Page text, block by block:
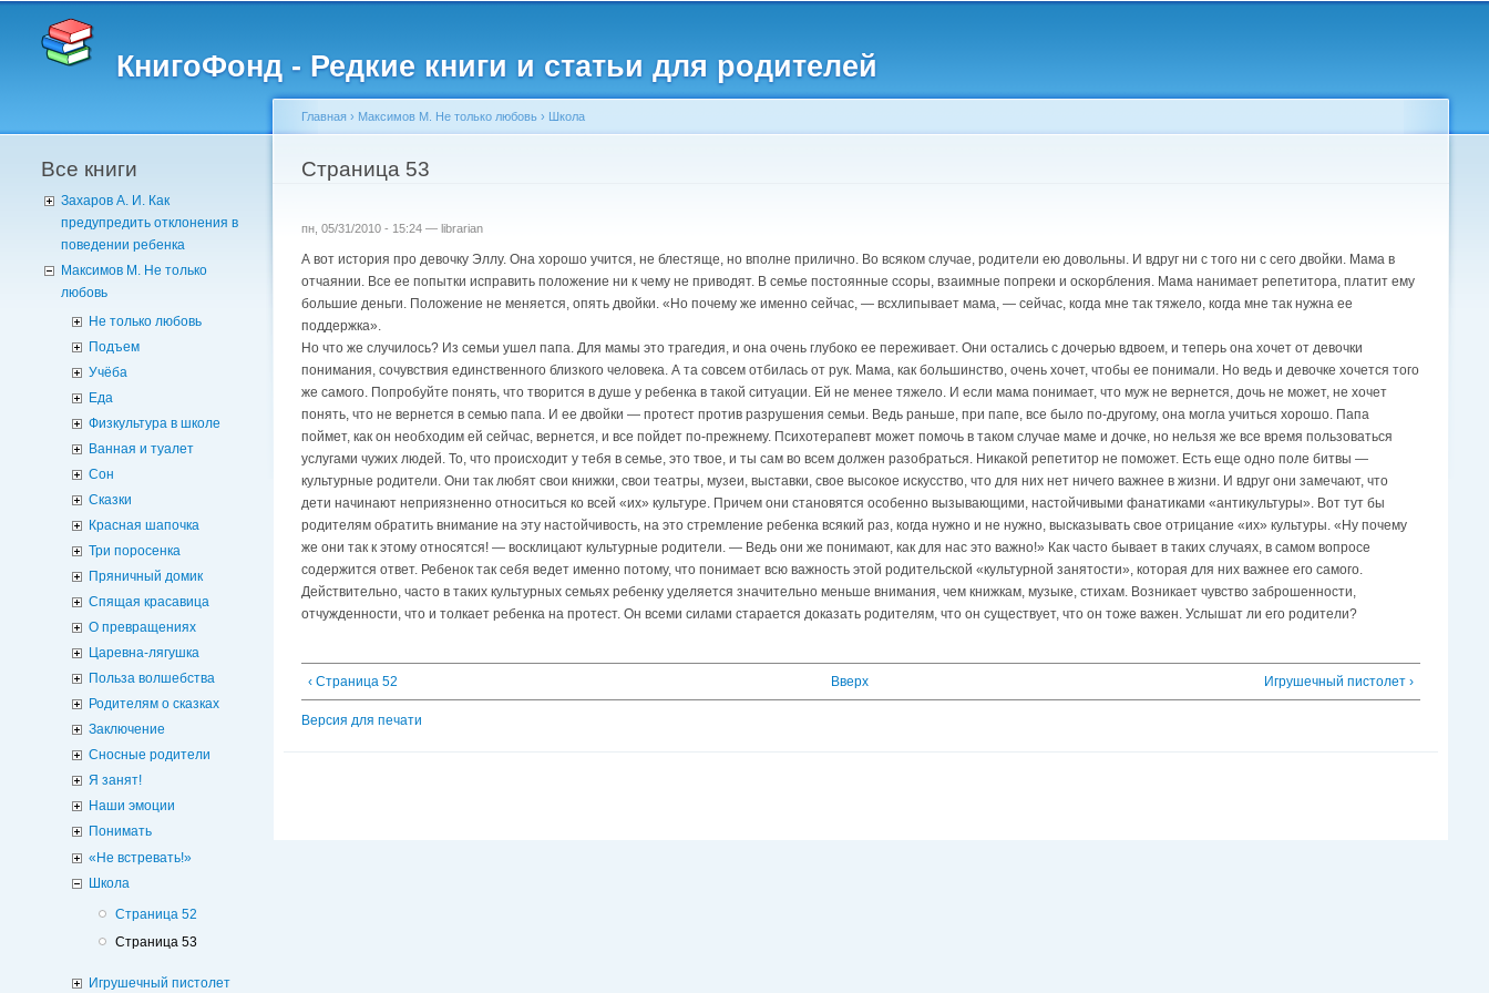
КнигоФонд - Редкие книги и статьи для родителей
Все книги
Захаров А. И. Как
предупредить отклонения в
поведении ребенка
Максимов М. Не только
любовь
Не только любовь
Подъем
Учёба
Еда
Физкультура в школе
Ванная и туалет
Сон
Сказки
Красная шапочка
Три поросенка
Пряничный домик
Спящая красавица
О превращениях
Царевна-лягушка
Польза волшебства
Родителям о сказках
Заключение
Сносные родители
Я занят!
Наши эмоции
Понимать
«Не встревать!»
Школа
Страница 52
Страница 53
Игрушечный пистолет
Вы здесь
Главная › Максимов М. Не только любовь › Школа
Страница 53
пн, 05/31/2010 - 15:24 — librarian
А вот история про девочку Эллу. Она хорошо учится, не блестяще, но вполне прилично. Во всяком случае, родители ею довольны. И вдруг ни с того ни с сего двойки. Мама в
отчаянии. Все ее попытки исправить положение ни к чему не приводят. В семье постоянные ссоры, взаимные попреки и оскорбления. Мама нанимает репетитора, платит ему
большие деньги. Положение не меняется, опять двойки. «Но почему же именно сейчас, — всхлипывает мама, — сейчас, когда мне так тяжело, когда мне так нужна ее
поддержка».
Но что же случилось? Из семьи ушел папа. Для мамы это трагедия, и она очень глубоко ее переживает. Они остались с дочерью вдвоем, и теперь она хочет от девочки
понимания, сочувствия единственного близкого человека. А та совсем отбилась от рук. Мама, как большинство, очень хочет, чтобы ее понимали. Но ведь и девочке хочется того
же самого. Попробуйте понять, что творится в душе у ребенка в такой ситуации. Ей не менее тяжело. И если мама понимает, что муж не вернется, дочь не может, не хочет
понять, что не вернется в семью папа. И ее двойки — протест против разрушения семьи. Ведь раньше, при папе, все было по-другому, она могла учиться хорошо. Папа
поймет, как он необходим ей сейчас, вернется, и все пойдет по-прежнему. Психотерапевт может помочь в таком случае маме и дочке, но нельзя же все время пользоваться
услугами чужих людей. То, что происходит у тебя в семье, это твое, и ты сам во всем должен разобраться. Никакой репетитор не поможет. Есть еще одно поле битвы —
культурные родители. Они так любят свои книжки, свои театры, музеи, выставки, свое высокое искусство, что для них нет ничего важнее в жизни. И вдруг они замечают, что
дети начинают неприязненно относиться ко всей «их» культуре. Причем они становятся особенно вызывающими, настойчивыми фанатиками «антикультуры». Вот тут бы
родителям обратить внимание на эту настойчивость, на это стремление ребенка всякий раз, когда нужно и не нужно, высказывать свое отрицание «их» культуры. «Ну почему
же они так к этому относятся! — восклицают культурные родители. — Ведь они же понимают, как для нас это важно!» Как часто бывает в таких случаях, в самом вопросе
содержится ответ. Ребенок так себя ведет именно потому, что понимает всю важность этой родительской «культурной занятости», которая для них важнее его самого.
Действительно, часто в таких культурных семьях ребенку уделяется значительно меньше внимания, чем книжкам, музыке, стихам. Возникает чувство заброшенности,
отчужденности, что и толкает ребенка на протест. Он всеми силами старается доказать родителям, что он существует, что он тоже важен. Услышат ли его родители?
‹ Страница 52 Вверх Игрушечный пистолет ›
Версия для печати